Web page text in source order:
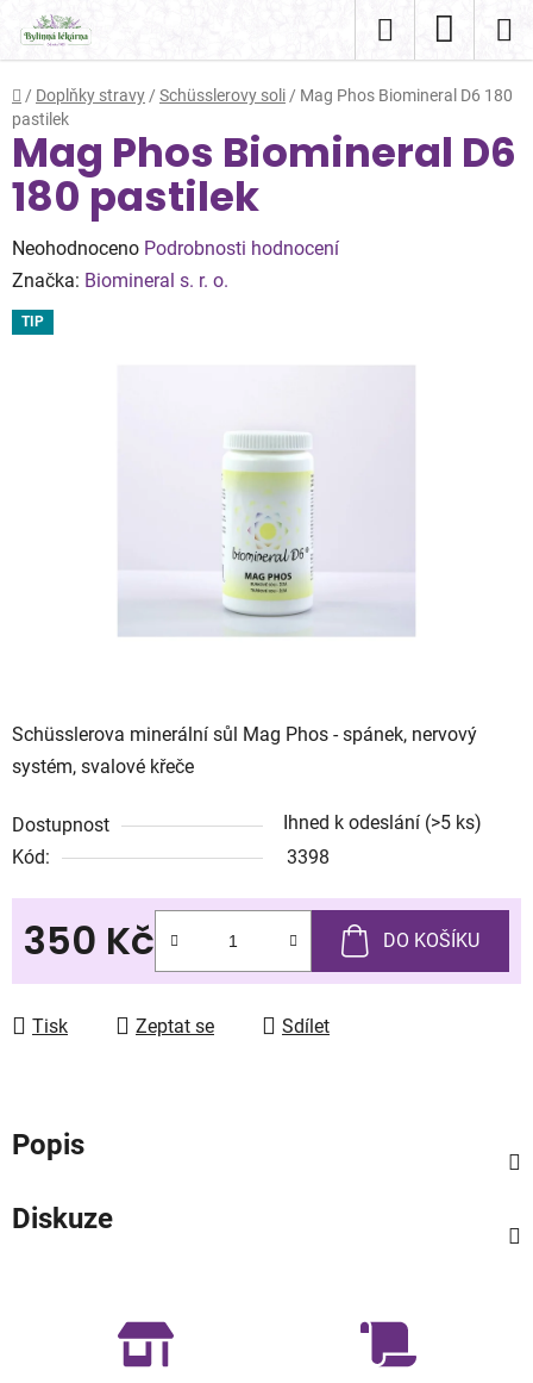
obsah
Hledat
KOŠÍK
Domů
/ Doplňky stravy / Schüsslerovy soli / Mag Phos Biomineral D6 180
pastilek
Schüsslerova minerální sůl Mag Phos - spánek, nervový
systém, svalové křeče
Dostupnost Ihned k odeslání (>5 ks)
Kód:
3398
350 Kč DO KOŠÍKU
Tisk Zeptat se Sdílet
Mag Phos Biomineral D6
180 pastilek
Průměrné
hodnocení
produktu
Neohodnoceno Podrobnosti hodnocení
Značka: Biomineral s. r. o.
TIP
Popis
Diskuze